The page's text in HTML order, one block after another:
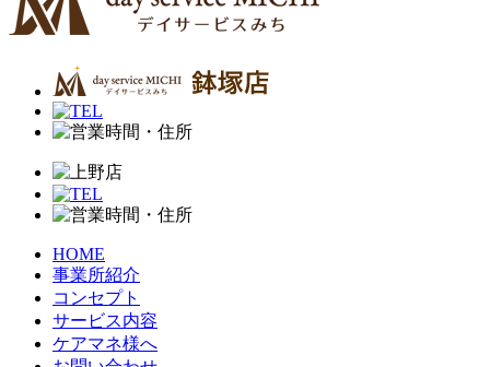
HOME
事業所紹介
コンセプト
サービス内容
ケアマネ様へ